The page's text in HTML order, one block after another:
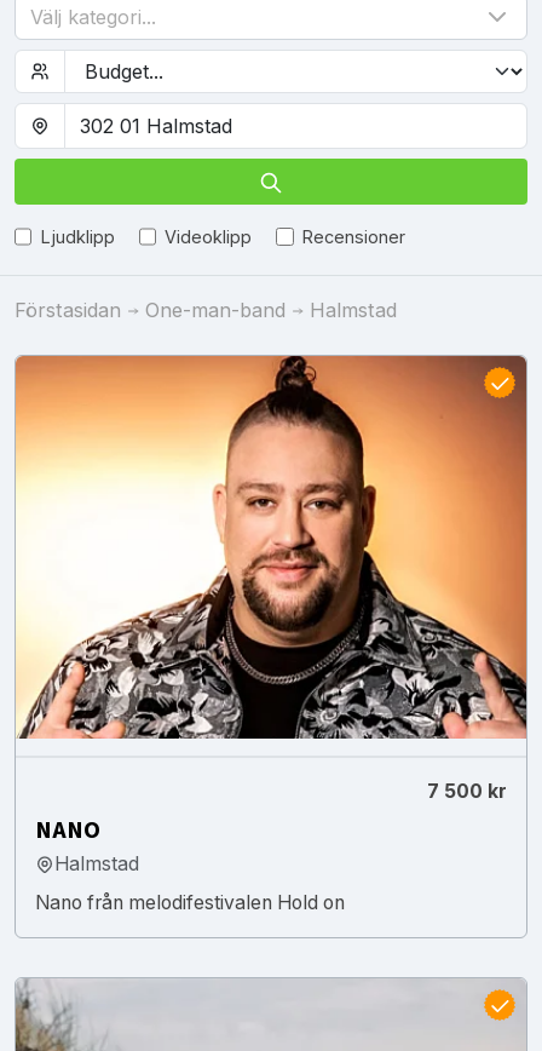
Välj kategori...
Ljudklipp Videoklipp Recensioner
Förstasidan One-man-band Halmstad
7 500 kr
NANO
Halmstad
Nano från melodifestivalen Hold on